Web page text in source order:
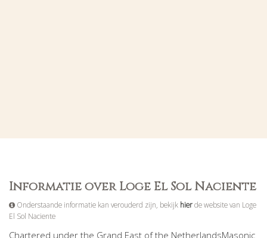
Informatie over Loge El Sol Naciente
Onderstaande informatie kan verouderd zijn, bekijk hierde website van Loge
El Sol Naciente
Chartered under the Grand East of the NetherlandsMasonic